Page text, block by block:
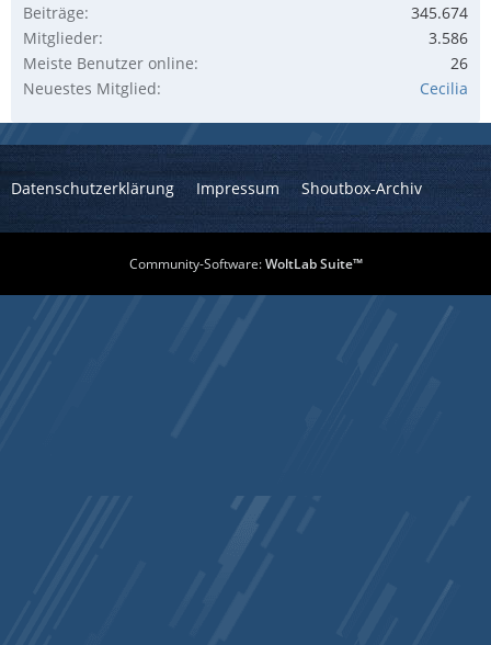
Beiträge
345.674
Mitglieder
3.586
Meiste Benutzer online
26
Neuestes Mitglied
Cecilia
Datenschutzerklärung Impressum Shoutbox-Archiv
Community-Software:WoltLab Suite™